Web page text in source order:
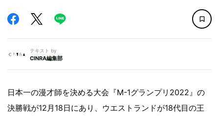
テキスト by
CINRA編集部
日本一の漫才師を決める大会『M-1グランプリ2022』の
決勝戦が12月18日にあり、ウエストランドが18代目の王